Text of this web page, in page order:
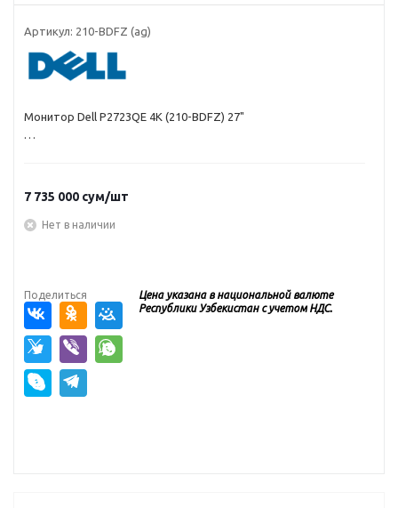
Артикул: 210-BDFZ (ag)
Монитор Dell P2723QE 4K (210-BDFZ) 27"
7 735 000 сум/шт
Нет в наличии
Поделиться
Цена указана в национальной валюте
Республики Узбекистан с учетом НДС.